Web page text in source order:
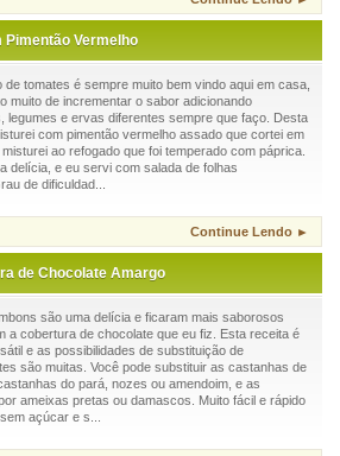
Pimentão Vermelho
de tomates é sempre muito bem vindo aqui em casa,
muito de incrementar o sabor adicionando
legumes e ervas diferentes sempre que faço. Desta
com pimentão vermelho assado que cortei em
ao refogado que foi temperado com páprica.
delícia, e eu servi com salada de folhas
de dificuldad...
Continue Lendo ►
de Chocolate Amargo
são uma delícia e ficaram mais saborosos
a cobertura de chocolate que eu fiz. Esta receita é
e as possibilidades de substituição de
são muitas. Você pode substituir as castanhas de
do pará, nozes ou amendoim, e as
ameixas pretas ou damascos. Muito fácil e rápido
açúcar e s...